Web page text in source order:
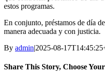
estos programas.
En conjunto, préstamos de día
manera adecuada y con justicia.
By admin|2025-08-
Share This Story, Choose